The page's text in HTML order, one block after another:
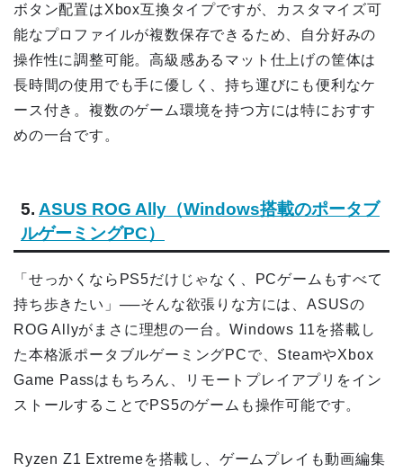
ボタン配置はXbox互換タイプですが、カスタマイズ可
能なプロファイルが複数保存できるため、自分好みの
操作性に調整可能。高級感あるマット仕上げの筐体は
長時間の使用でも手に優しく、持ち運びにも便利なケ
ース付き。複数のゲーム環境を持つ方には特におすす
めの一台です。
5. ASUS ROG Ally（Windows搭載のポータブ
ルゲーミングPC）
「せっかくならPS5だけじゃなく、PCゲームもすべて
持ち歩きたい」──そんな欲張りな方には、ASUSの
ROG Allyがまさに理想の一台。Windows 11を搭載し
た本格派ポータブルゲーミングPCで、SteamやXbox
Game Passはもちろん、リモートプレイアプリをイン
ストールすることでPS5のゲームも操作可能です。
Ryzen Z1 Extremeを搭載し、ゲームプレイも動画編集